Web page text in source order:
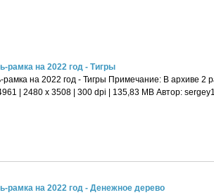
рамка на 2022 год - Тигры
рамка на 2022 год - Тигры Примечание: В архиве 2
| 2480 x 3508 | 300 dpi | 135,83 MB Автор:
рамка на 2022 год - Денежное дерево